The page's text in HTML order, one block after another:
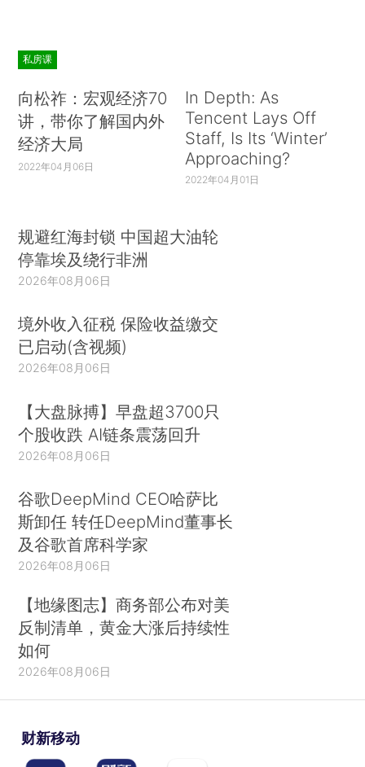
私房课
向松祚：宏观经济70
讲，带你了解国内外
经济大局
2022年04月06日
In Depth: As
Tencent Lays Off
Staff, Is Its ‘Winter’
Approaching?
2022年04月01日
规避红海封锁 中国超大油轮
停靠埃及绕行非洲
2026年08月06日
境外收入征税 保险收益缴交
已启动(含视频)
2026年08月06日
【大盘脉搏】早盘超3700只
个股收跌 AI链条震荡回升
2026年08月06日
谷歌DeepMind CEO哈萨比
斯卸任 转任DeepMind董事长
及谷歌首席科学家
2026年08月06日
【地缘图志】商务部公布对美
反制清单，黄金大涨后持续性
如何
2026年08月06日
财新移动